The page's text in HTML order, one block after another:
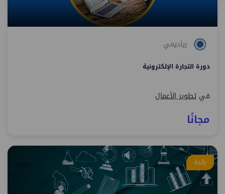
رياديمي
دورة التجارة الإلكترونية
في تطوير الأعمال
مجانًا
رائجة